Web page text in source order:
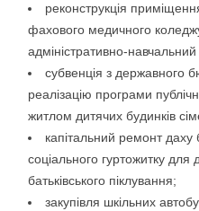
реконструкція
фахового медичного
адміністративно-
субвенція з державного
реалізацію програми
житлом дитячих будинків
капітальний ремонт даху
соціального гуртожитку для
батьківського піклування;
закупівля шкільних